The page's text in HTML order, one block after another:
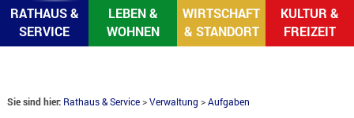
RATHAUS &
SERVICE
LEBEN &
WOHNEN
WIRTSCHAFT
& STANDORT
KULTUR &
FREIZEIT
Sie sind hier: Rathaus & Service>Verwaltung >Aufgaben